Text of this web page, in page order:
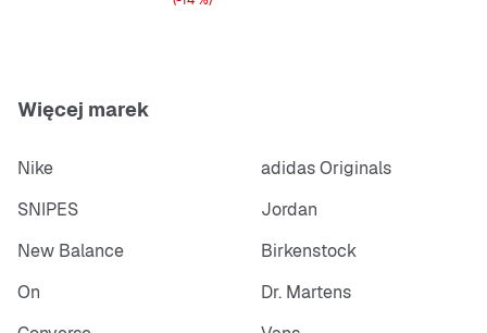
Więcej marek
Nike
adidas Originals
SNIPES
Jordan
New Balance
Birkenstock
On
Dr. Martens